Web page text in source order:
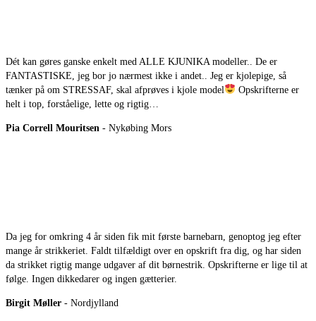
Dét kan gøres ganske enkelt med ALLE KJUNIKA modeller.. De er
FANTASTISKE, jeg bor jo nærmest ikke i andet.. Jeg er kjolepige, så
tænker på om STRESSAF, skal afprøves i kjole model
Opskrifterne er
helt i top, forståelige, lette og rigtig…
Pia Correll Mouritsen - Nykøbing Mors
Da jeg for omkring 4 år siden fik mit første barnebarn, genoptog jeg efter
mange år strikkeriet. Faldt tilfældigt over en opskrift fra dig, og har siden
da strikket rigtig mange udgaver af dit børnestrik. Opskrifterne er lige til at
følge. Ingen dikkedarer og ingen gætterier.
Birgit Møller - Nordjylland